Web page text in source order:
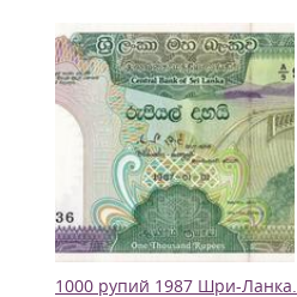
1000 рупий 1987 Шри-Ланка.